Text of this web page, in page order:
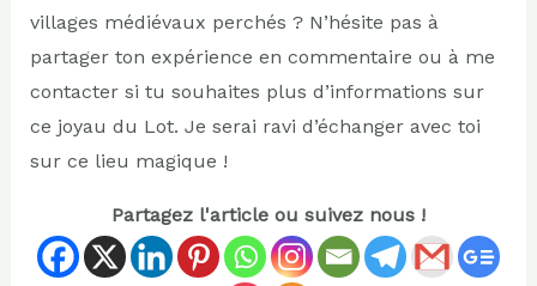
villages médiévaux perchés ? N’hésite pas à
partager ton expérience en commentaire ou à me
contacter si tu souhaites plus d’informations sur
ce joyau du Lot. Je serai ravi d’échanger avec toi
sur ce lieu magique !
Partagez l'article ou suivez nous !